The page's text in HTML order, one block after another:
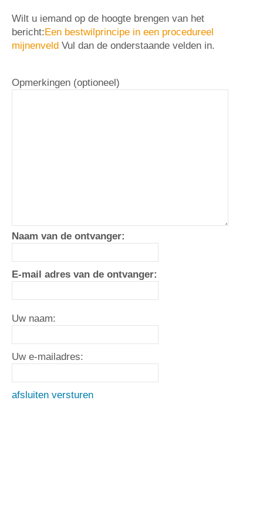
Wilt u iemand op de hoogte brengen van het
bericht:Een bestwilprincipe in een procedureel
mijnenveld Vul dan de onderstaande velden in.
Opmerkingen (optioneel)
Naam van de ontvanger:
E-mail adres van de ontvanger:
Uw naam:
Uw e-mailadres:
afsluiten versturen